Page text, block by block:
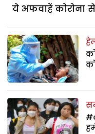
ये अफवाहें कोरोना